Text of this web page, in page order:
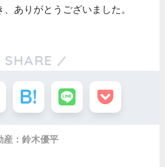
ありがとうございました。
SHARE
産：鈴木優平